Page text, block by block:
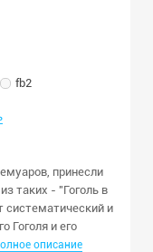
fb2
принесли
таких - "Гоголь в
систематический и
Гоголя и его
описание